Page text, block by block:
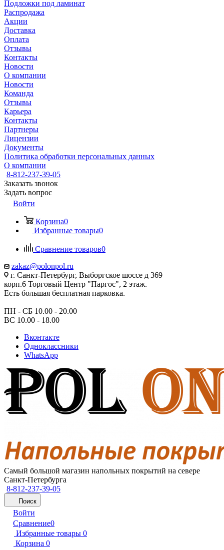
Подложки под ламинат
Распродажа
Акции
Доставка
Оплата
Отзывы
Контакты
Новости
О компании
Новости
Команда
Отзывы
Карьера
Контакты
Партнеры
Лицензии
Документы
Политика обработки персональных данных
О компании
8-812-237-39-05
Заказать звонок
Задать вопрос
Войти
Корзина0
Избранные товары0
Сравнение товаров0
zakaz@polonpol.ru
г. Санкт-Петербург, Выборгское шоссе д 369
корп.6 Торговый Центр "Паргос", 2 этаж.
Есть большая бесплатная парковка.
ПН - СБ 10.00 - 20.00
ВС 10.00 - 18.00
Вконтакте
Одноклассники
WhatsApp
Самый большой магазин напольных покрытий на севере
Санкт-Петербурга
8-812-237-39-05
Поиск
Войти
Сравнение0
Избранные товары 0
Корзина 0